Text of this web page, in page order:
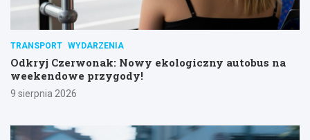
TRANSPORT WYDARZENIA
Odkryj Czerwonak: Nowy ekologiczny autobus na
weekendowe przygody!
9 sierpnia 2026